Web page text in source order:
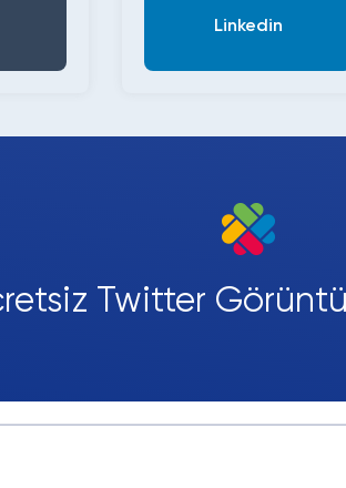
Linkedin
Twitter